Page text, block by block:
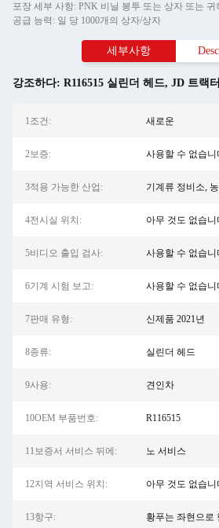
포장 세부 사항: PNK 비닐 봉투 또는 상자 또는
공급 능력: 일 당 1000개의 상자/상자
세부사항
강조하다: R116515 실린더 헤드, JD 트랙
1조건: 새로운
2보증: 사용할 수 없습니
3적용 가능한 산업: 기계류 정비소,
4전시실 위치: 아무 것도 없습니
5비디오 출입 검사: 사용할 수 없습니
6기계 시험 보고: 사용할 수 없습니
7판매 유형: 신제품 2021년
8종류: 실린더 헤드
9사용: 견인차
10OEM 부품번호: R116515
11보증서 서비스 뒤에: 노 서비스
12지역 서비스 위치: 아무 것도 없습니
13항구: 황푸는 좌현으로